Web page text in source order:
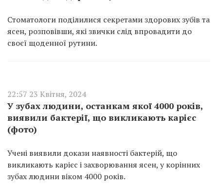
Стоматологи поділилися секретами здорових зубів та
ясен, розповівши, які звички слід впровадити до
своєї щоденної рутини.
22:57 23 Квітня, 2024
У зубах людини, останкам якої 4000 років,
виявили бактерії, що викликають карієс
(фото)
Учені виявили докази наявності бактерій, що
викликають карієс і захворювання ясен, у корінних
зубах людини віком 4000 років.